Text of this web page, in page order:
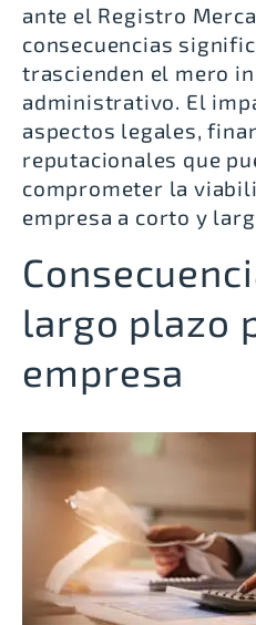
ante el Registro
consecuencias
trascienden el mero
administrativo. El
aspectos legales,
reputacionales que
comprometer la
empresa a corto y
largo plazo
empresa